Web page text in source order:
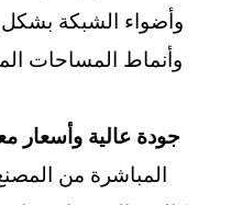
وأضواء الشبكة
وأنماط المساحات
جودة عالية وأسعار
المباشرة من